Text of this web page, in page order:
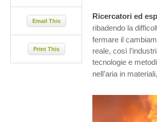
Ricercatori ed
ribadendo la
fermare il
reale, così
tecnologie e
nell’aria in
Email This
Print This